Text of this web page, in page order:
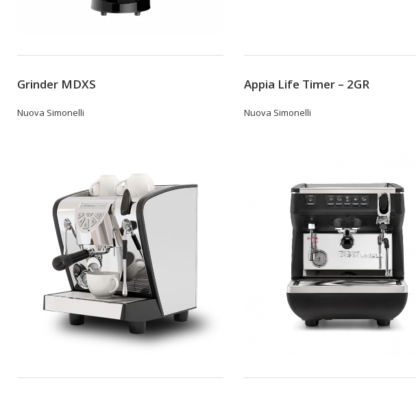
Grinder MDXS
Nuova Simonelli
Appia Life Timer – 2GR
Nuova Simonelli